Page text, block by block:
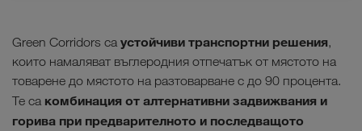
Green Corridors са устойчиви транспортни решения,
които намаляват въглеродния отпечатък от мястото на
товарене до мястото на разтоварване с до 90 процента.
Те са комбинация от алтернативни задвижвания и
горива при предварителното и последващото